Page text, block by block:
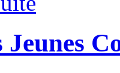
Jeunes